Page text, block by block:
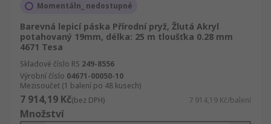
Momentáln_ nedostupné
Barevná lepicí páska Přírodní pryž, Žlutá Akryl
potahovaný 19mm, délka: 25 m tloušťka 0.28 mm
4671 Tesa
Skladové číslo RS 249-8556
Výrobní číslo 04671-00050-10
Mezisoučet (1 balení po 48 kusech)
7 914,19 Kč(bez DPH) 7 914,19 Kč/balení
Množství